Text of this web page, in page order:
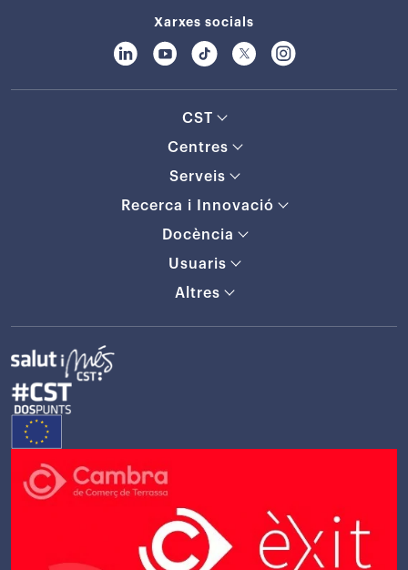
Xarxes socials
CST
Centres
Serveis
Recerca i Innovació
Docència
Usuaris
Altres